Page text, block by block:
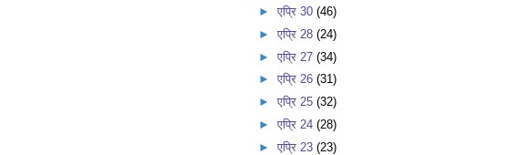
►एप्रि 30(46)
►एप्रि 28(24)
►एप्रि 27(34)
►एप्रि 26(31)
►एप्रि 25(32)
►एप्रि 24(28)
►एप्रि 23(23)